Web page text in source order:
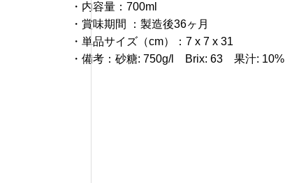
・内容量：700ml
・賞味期間 ：製造後36ヶ月
・単品サイズ（cm）：7 x 7 x 31
・備考：砂糖: 750g/l Brix: 63 果汁: 10%